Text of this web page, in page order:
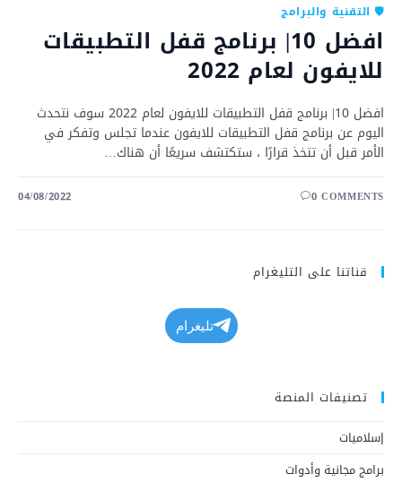
🛡️ التقنية والبرامج
افضل 10| برنامج قفل التطبيقات
للايفون لعام 2022
افضل 10| برنامج قفل التطبيقات للايفون لعام 2022 سوف نتحدث
اليوم عن برنامج قفل التطبيقات للايفون عندما تجلس وتفكر في
الأمر قبل أن تتخذ قرارًا ، ستكتشف سريعًا أن هناك…
0 COMMENTS
04/08/2022
قناتنا على التليغرام
تليغرام
تصنيفات المنصة
إسلاميات
برامج مجانية وأدوات